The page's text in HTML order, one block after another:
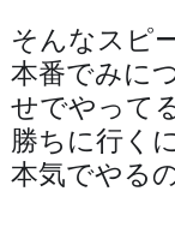
そんなスピ
本番でみに
せでやって
勝ちに行く
本気でや